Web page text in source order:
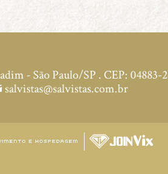
- São Paulo/SP . CEP: 04883-
salvistas@salvistas.com.br